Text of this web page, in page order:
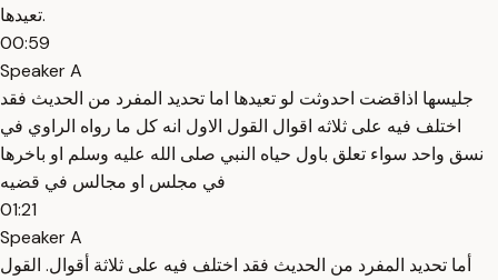
تعيدها.
00:59
Speaker A
جليسها اذاقضت احدوثت لو تعيدها اما تحديد المفرد من الحديث فقد
اختلف فيه على ثلاثه اقوال القول الاول انه كل ما رواه الراوي في
نسق واحد سواء تعلق باول حياه النبي صلى الله عليه وسلم او باخرها
في مجلس او مجالس في قضيه
01:21
Speaker A
أما تحديد المفرد من الحديث فقد اختلف فيه على ثلاثة أقوال. القول